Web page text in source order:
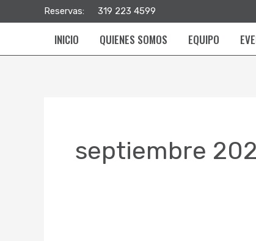
Reservas: 319 223 4599
INICIO
QUIENES SOMOS EQUIPO
septiembre